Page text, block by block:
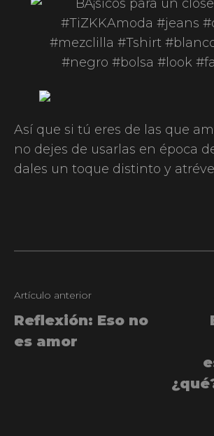
Así que si tú eres de las que
no dejes de usarlas en época
dales un toque distinto y
Artículo anterior
Reflexión: Eso no
es amor